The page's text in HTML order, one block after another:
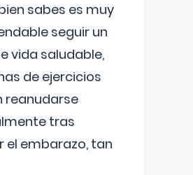
sabes es muy
seguir un
vida saludable,
de ejercicios
reanudarse
tras
el embarazo, tan